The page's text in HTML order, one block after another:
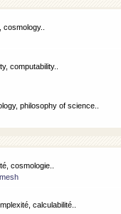
computability..
philosophy of science..
cosmologie..
calculabilité..